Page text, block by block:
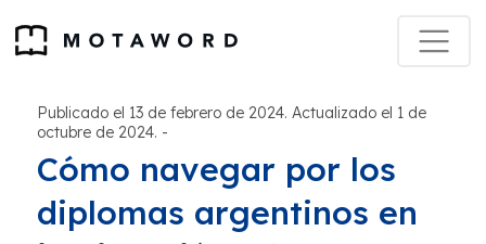
Publicado el 13 de febrero de 2024. Actualizado el 1 de
octubre de 2024. -
Cómo navegar por los
diplomas argentinos en